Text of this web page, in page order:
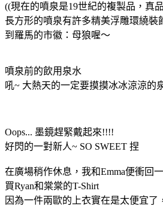
((現在的噴泉是19世紀的複製品，真
長方形的噴泉有許多精美浮雕環繞裝
到羅馬的市徽：母狼喔～
噴泉前的飲用泉水
吼~ 大熱天的一定要摸摸冰冰涼涼的
Oops... 墨鏡趕緊戴起來!!!!
好閃的一對新人~ SO SWEET 捏
在廣場稍作休息，我和Emma便衝回
買Ryan和棠棠的T-Shirt
因為一件兩歐的上衣實在是太便宜